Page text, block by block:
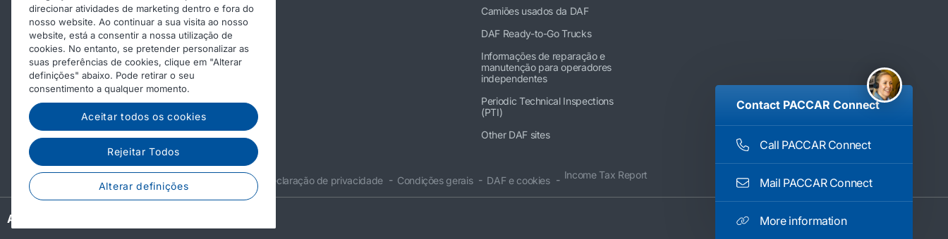
Contact PACCAR Connect
Call PACCAR Connect
Mail PACCAR Connect
More information
Camiões usados da DAF
DAF Ready-to-Go Trucks
Informações de reparação e
manutenção para operadores
independentes
Periodic Technical Inspections
(PTI)
Other DAF sites
© 2026 DAF Declaração de privacidade Condições gerais DAF e cookies Income Tax Report
A PACCAR COMPANY
direcionar atividades de marketing dentro e fora do
nosso website. Ao continuar a sua visita ao nosso
website, está a consentir a nossa utilização de
cookies. No entanto, se pretender personalizar as
suas preferências de cookies, clique em "Alterar
definições" abaixo. Pode retirar o seu
consentimento a qualquer momento.
Aceitar todos os cookies
Rejeitar Todos
Alterar definições